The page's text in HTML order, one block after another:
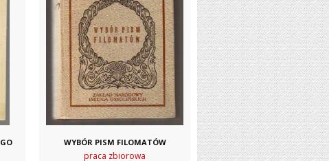
WYBÓR PISM FILOMATÓW
praca zbiorowa